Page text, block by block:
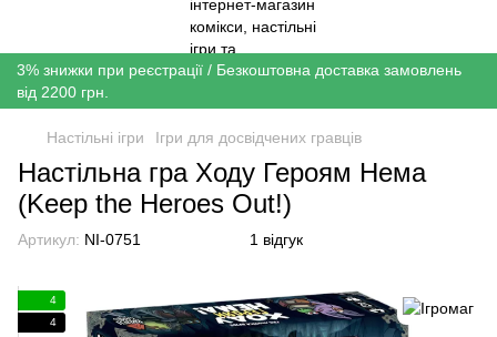
3% знижки при реєстрації / Безкоштовна доставка замовлень
від 2200 грн.
Настільні ігри Ігри для досвідчених гравців
Настільна гра Ходу Героям Нема
(Keep the Heroes Out!)
Артикул: NI-0751 1 відгук
4
4